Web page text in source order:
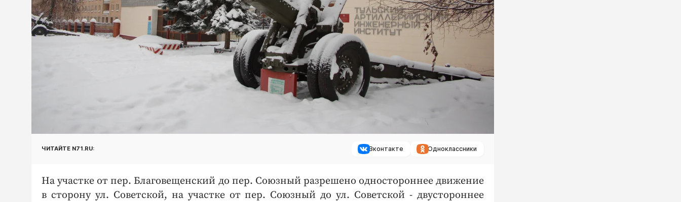
ЧИТАЙТЕ N71.RU: Вконтакте Одноклассники
На участке от пер. Благовещенский до пер. Союзный разрешено одностороннее движение
в сторону ул. Советской, на участке от пер. Союзный до ул. Советской - двустороннее